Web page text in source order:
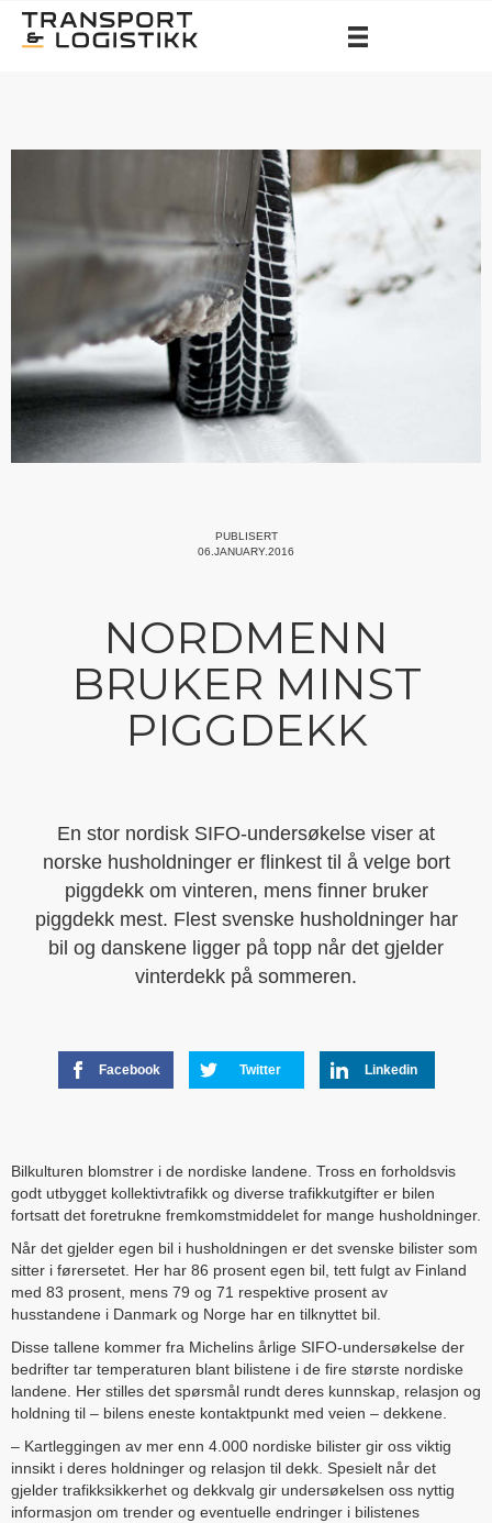
PUBLISERT
06.JANUARY.2016
NORDMENN
BRUKER MINST
PIGGDEKK
En stor nordisk SIFO-undersøkelse viser at
norske husholdninger er flinkest til å velge bort
piggdekk om vinteren, mens finner bruker
piggdekk mest. Flest svenske husholdninger har
bil og danskene ligger på topp når det gjelder
vinterdekk på sommeren.
Facebook Twitter Linkedin
Bilkulturen blomstrer i de nordiske landene. Tross en forholdsvis
godt utbygget kollektivtrafikk og diverse trafikkutgifter er bilen
fortsatt det foretrukne fremkomstmiddelet for mange husholdninger.
Når det gjelder egen bil i husholdningen er det svenske bilister som
sitter i førersetet. Her har 86 prosent egen bil, tett fulgt av Finland
med 83 prosent, mens 79 og 71 respektive prosent av
husstandene i Danmark og Norge har en tilknyttet bil.
Disse tallene kommer fra Michelins årlige SIFO-undersøkelse der
bedrifter tar temperaturen blant bilistene i de fire største nordiske
landene. Her stilles det spørsmål rundt deres kunnskap, relasjon og
holdning til – bilens eneste kontaktpunkt med veien – dekkene.
– Kartleggingen av mer enn 4.000 nordiske bilister gir oss viktig
innsikt i deres holdninger og relasjon til dekk. Spesielt når det
gjelder trafikksikkerhet og dekkvalg gir undersøkelsen oss nyttig
informasjon om trender og eventuelle endringer i bilistenes